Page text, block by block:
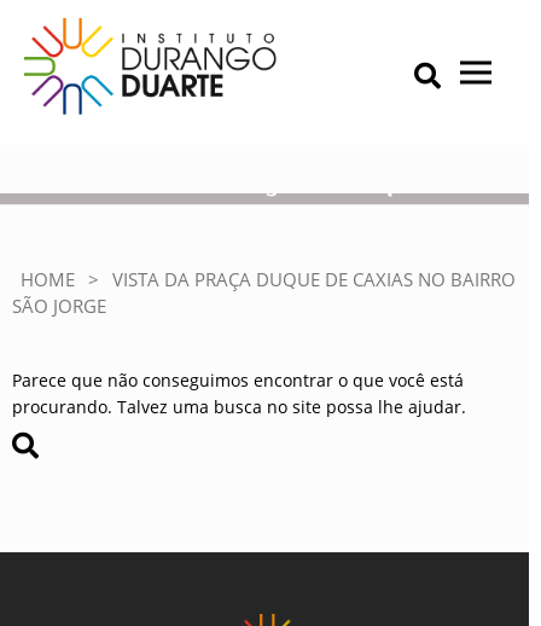
content
IDD – Instituto Durango Duarte
Instituto Durango Duarte
Primary Menu
HOME > VISTA DA PRAÇA DUQUE DE CAXIAS NO BAIRRO
SÃO JORGE
Parece que não conseguimos encontrar o que você está
procurando. Talvez uma busca no site possa lhe ajudar.